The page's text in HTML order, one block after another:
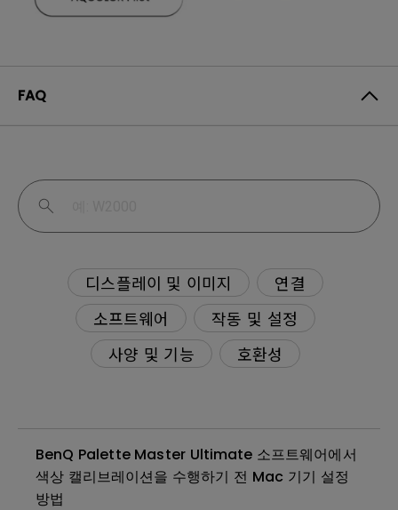
FAQ
디스플레이 및 이미지
연결
소프트웨어
작동 및 설정
사양 및 기능
호환성
BenQ Palette Master Ultimate 소프트웨어에서
색상 캘리브레이션을 수행하기 전 Mac 기기 설정
방법